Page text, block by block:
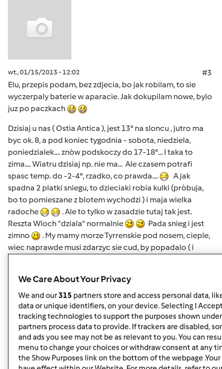
wt., 01/15/2013 - 12:02
#3
Elu, przepis podam, bez zdjecia, bo jak robilam, to sie
wyczerpaly baterie w aparacie. Jak dokupilam nowe, bylo
juz po paczkach
Dzisiaj u nas ( Ostia Antica ), jest 13° na sloncu , jutro ma
byc ok. 8, a pod koniec tygodnia - sobota, niedziela,
poniedzialek.... znòw podskoczy do 17-18°... I taka to
zima.... Wiatru dzisiaj np. nie ma... Ale czasem potrafi
spasc temp. do -2-4°, rzadko, co prawda....
A jak
spadna 2 platki sniegu, to dzieciaki robia kulki (pròbuja,
bo to pomieszane z blotem wychodzi ) i maja wielka
radoche
. Ale to tylko w zasadzie tutaj tak jest.
Reszta Wloch "dziala" normalnie
Pada snieg i jest
zimno
. My mamy morze Tyrrenskie pod nosem, cieple,
wiec naprawde musi zdarzyc sie cud, by popadalo ( i
Góra strony
Zaloguj lub zarejestruj sięaby dodawać
We Care About Your Privacy
We and our315 partners store and access personal data,
data or unique identifiers, on your device. Selecting I
tracking technologies to support the purposes shown
partners process data to provide. If trackers are disabled,
and ads you see may not be as relevant to you. You can
menu to change your choices or withdraw consent at any
the Show Purposes link on the bottom of the webpage